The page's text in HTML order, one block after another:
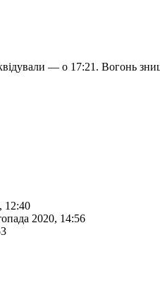
— о 17:21. Вогонь
12:40
2020, 14:56